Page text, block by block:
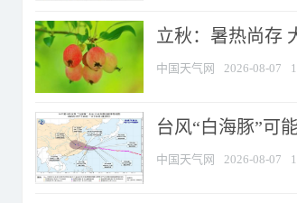
立秋：暑热尚存
中国天气网 2026-08-07
台风“白海豚”可
中国天气网 2026-08-07